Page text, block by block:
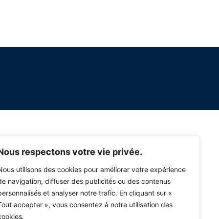
respectons votre vie privée.
utilisons des cookies pour améliorer votre expérience
navigation, diffuser des publicités ou des contenus
et analyser notre trafic. En cliquant sur «
accepter », vous consentez à notre utilisation des